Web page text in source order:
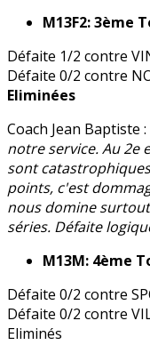
M13F2: 3ème
Défaite 1/2 contre
Défaite 0/2 contre
Eliminées
Coach Jean Baptiste :
notre service. Au 2e
sont
points, c'est
nous domine
séries. Défaite
M13M: 4ème
Défaite 0/2 contre
Défaite 0/2 contre
Eliminés